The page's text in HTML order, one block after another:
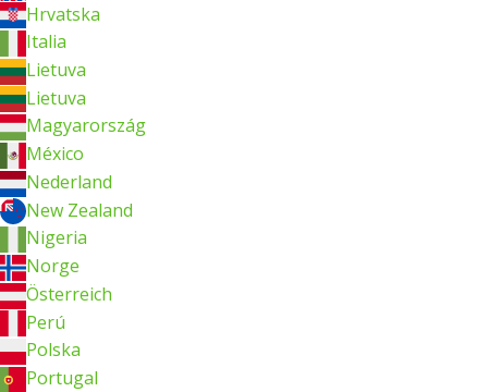
Hrvatska
Italia
Lietuva
Lietuva
Magyarország
México
Nederland
New Zealand
Nigeria
Norge
Österreich
Perú
Polska
Portugal